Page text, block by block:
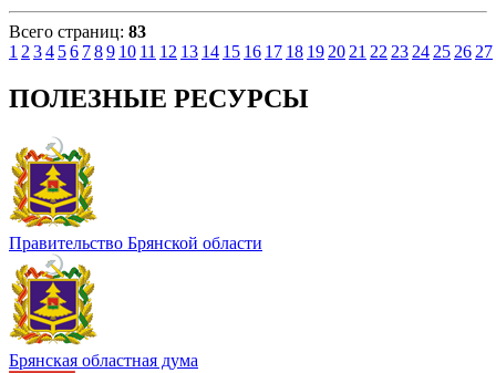
Всего страниц: 83
1 234 56 789 10 11 12 13 14 15 16 17 18 192021 222324252627
ПОЛЕЗНЫЕ РЕСУРСЫ
Правительство Брянской области
Брянская областная дума